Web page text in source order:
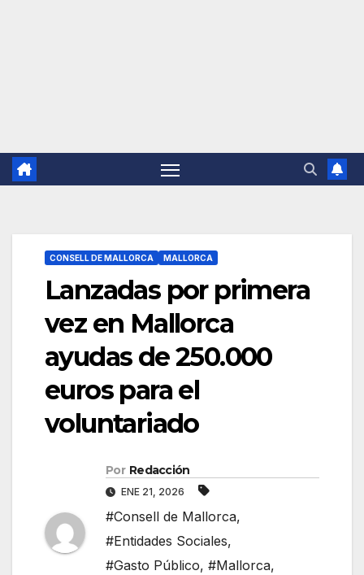
CONSELL DE MALLORCA MALLORCA
Lanzadas por primera
vez en Mallorca
ayudas de 250.000
euros para el
voluntariado
Por Redacción
ENE 21, 2026
#Consell de Mallorca,
#Entidades Sociales,
#Gasto Público, #Mallorca,